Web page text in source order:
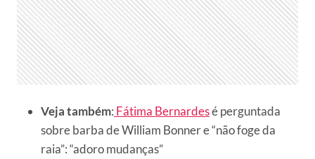
Veja também: Fátima Bernardesé perguntada
sobre barba de William Bonner e “não foge da
raia”: “adoro mudanças”